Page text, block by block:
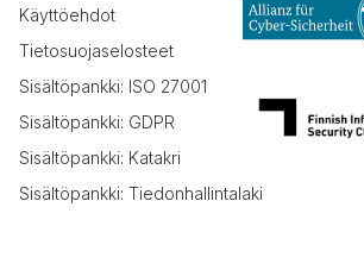
Käyttöehdot
Tietosuojaselosteet
Sisältöpankki: ISO 27001
Sisältöpankki: GDPR
Sisältöpankki: Katakri
Sisältöpankki: Tiedonhallintalaki